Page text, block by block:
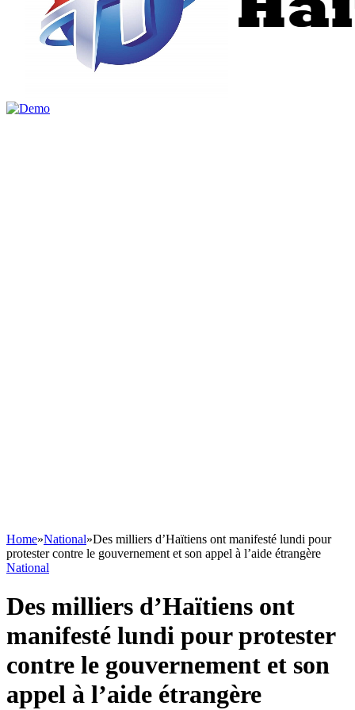
Home»National»Des milliers d’Haïtiens ont manifesté lundi pour
protester contre le gouvernement et son appel à l’aide étrangère
National
Des milliers d’Haïtiens ont
manifesté lundi pour protester
contre le gouvernement et son
appel à l’aide étrangère